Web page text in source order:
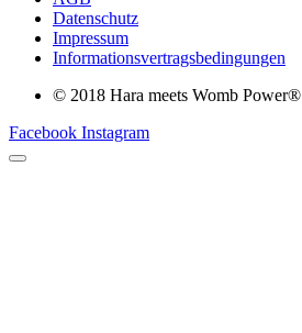
Datenschutz
Impressum
Informationsvertragsbedingungen
© 2018 Hara meets Womb Power®
Facebook Instagram